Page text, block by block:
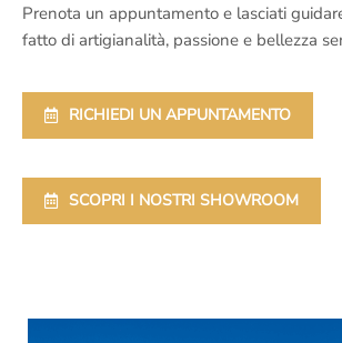
Prenota un appuntamento e lasciati
fatto di artigianalità, passione e bellezza
RICHIEDI UN APPUNTAMENTO
SCOPRI I NOSTRI SHOWROOM